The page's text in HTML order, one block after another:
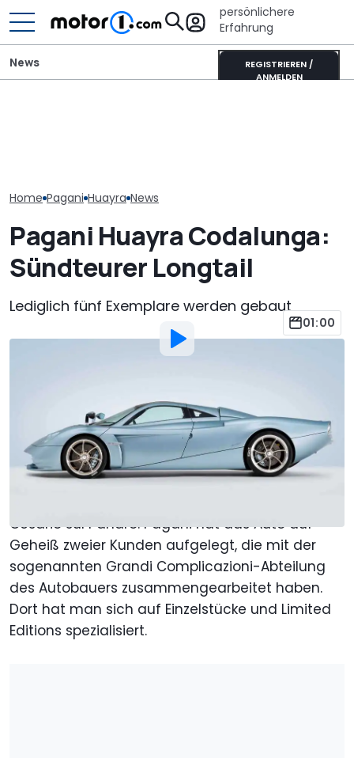
persönlichere
Erfahrung
REGISTRIEREN /
ANMELDEN
News
Home Pagani Huayra News
Pagani Huayra Codalunga:
Sündteurer Longtail
Lediglich fünf Exemplare werden gebaut
01:00
Als bevorzugte Quelle Motor1.com
auf Google hinzufügen
Sagen Sie Hallo zum Pagani Huayra Codalunga,
Cesario sul Panaro. Pagani hat das Auto auf
Geheiß zweier Kunden aufgelegt, die mit der
sogenannten Grandi Complicazioni-Abteilung
des Autobauers zusammengearbeitet haben.
Dort hat man sich auf Einzelstücke und Limited
Editions spezialisiert.